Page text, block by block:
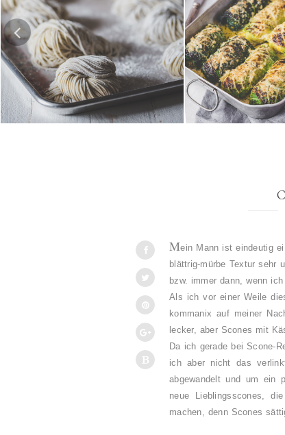
Hausgemachte Ramen-Nudeln Risotto-
Mein Mann ist eindeutig
blättrig-mürbe Textur sehr
bzw. immer dann, wenn
Als ich vor einer Weile
kommanix auf meiner
lecker, aber Scones mit
Da ich gerade bei Scone-
ich aber nicht das
abgewandelt und um ein
neue Lieblingsscones,
machen, denn Scones